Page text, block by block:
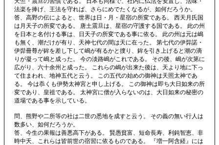
法楽を捧げ、王法を守れば、さらにめでたくなるが、如何だろうか。
答、高野の伝によると、世界は日・月・星宿の所変である。 西天月氏国
は月天子の所変である。 唐土震旦は、星宿の守護する国である。 此の州
を日本と名付ける事は、日天子の所変である事に依る。 此の州は元は嶋
も無く、潮だけが有り、天神七代の間は天に在った。 第七代の伊弉諾・
伊弉冊尊が鉾を差し下して嶋が有るかと捜り、鉾を引き上げると潮の滴
りが凝って嶋と成った。 今の淡路嶋がこれである。 その後、嶋が次第に
広がり、六十余州と成った。 これらの嶋が出来た後は、天より地に下っ
て住まわれ、地神五代と云う。 この五代の始めの御神は天照太神であ
る。 今は忝くも伊勢太神宮と申し上げる。 この御神は即ち大日如来の所
変であり、皇祖である。 太神宮に僧が入らないのは、大日如来の秘密の
道場である事を示している。
問、熊野や二所等の社は二世の悉地を成すと云う。 その義の無い行人は
数多い、如何だろうか。
答、今生の果報は善悪高下がある。 賢愚貧富、短命長寿、利鈍智恵、非
時中夭、これらは皆前世の宿習に依るものである。 『増一阿含経』には